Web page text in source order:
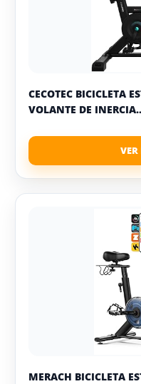
CECOTEC BICICLETA
VOLANTE DE
MERACH BICICLETA